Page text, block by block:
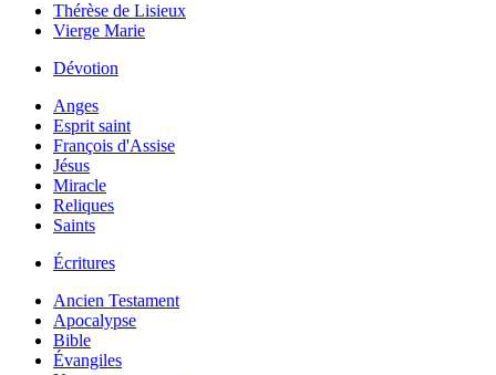
Thérèse de Lisieux
Vierge Marie
Dévotion
Anges
Esprit saint
François d'Assise
Jésus
Miracle
Reliques
Saints
Écritures
Ancien Testament
Apocalypse
Bible
Évangiles